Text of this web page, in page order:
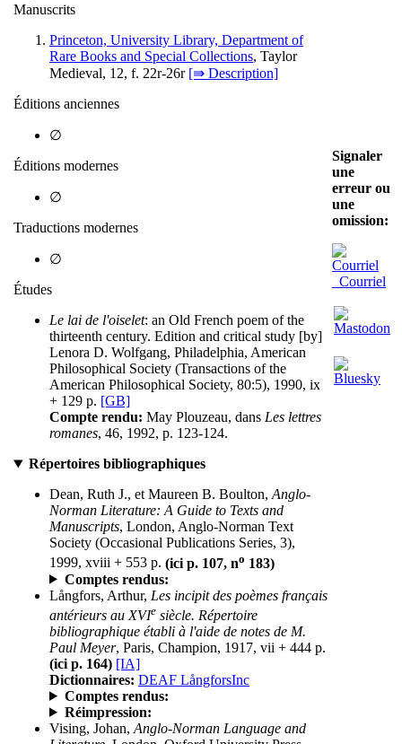
Manuscrits
Princeton, University Library, Department of
Rare Books and Special Collections, Taylor
Medieval, 12, f. 22r-26r [⇛ Description]
Éditions anciennes
∅
Éditions modernes
∅
Traductions modernes
∅
Études
Le lai de l'oiselet: an Old French poem of the
thirteenth century. Edition and critical study [by]
Lenora D. Wolfgang, Philadelphia, American
Philosophical Society (Transactions of the
American Philosophical Society, 80:5), 1990, ix
+ 129 p. [GB]
Compte rendu: May Plouzeau, dans Les lettres
romanes, 46, 1992, p. 123-124.
Répertoires bibliographiques
Dean, Ruth J., et Maureen B. Boulton, Anglo-
Norman Literature: A Guide to Texts and
Manuscripts, London, Anglo-Norman Text
Society (Occasional Publications Series, 3),
1999, xviii + 553 p. (ici p. 107, no 183)
Comptes rendus:
Långfors, Arthur, Les incipit des poèmes français
antérieurs au XVIe siècle. Répertoire
bibliographique établi à l'aide de notes de M.
Paul Meyer, Paris, Champion, 1917, vii + 444 p.
(ici p. 164) [IA]
Dictionnaires: DEAF LångforsInc
Comptes rendus:
Réimpression:
Vising, Johan, Anglo-Norman Language and
Signaler
une
erreur ou
une
omission:
Courriel